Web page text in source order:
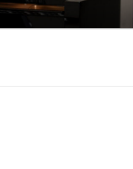
きることは喜
がえのない